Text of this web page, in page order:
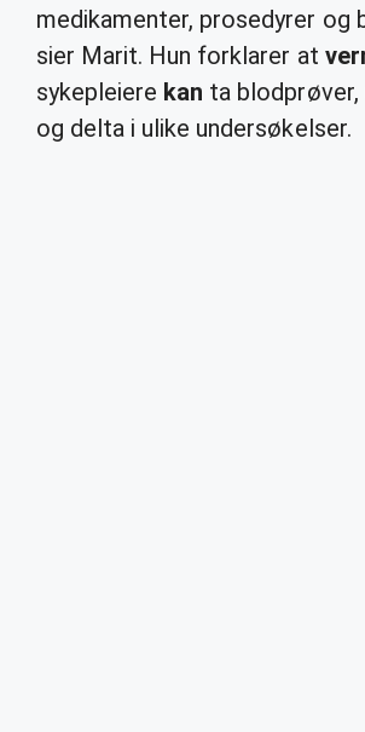
medikamenter, prosedyrer og
sier Marit. Hun forklarer at
sykepleiere kan ta blodprøver,
og delta i ulike undersøkelser.